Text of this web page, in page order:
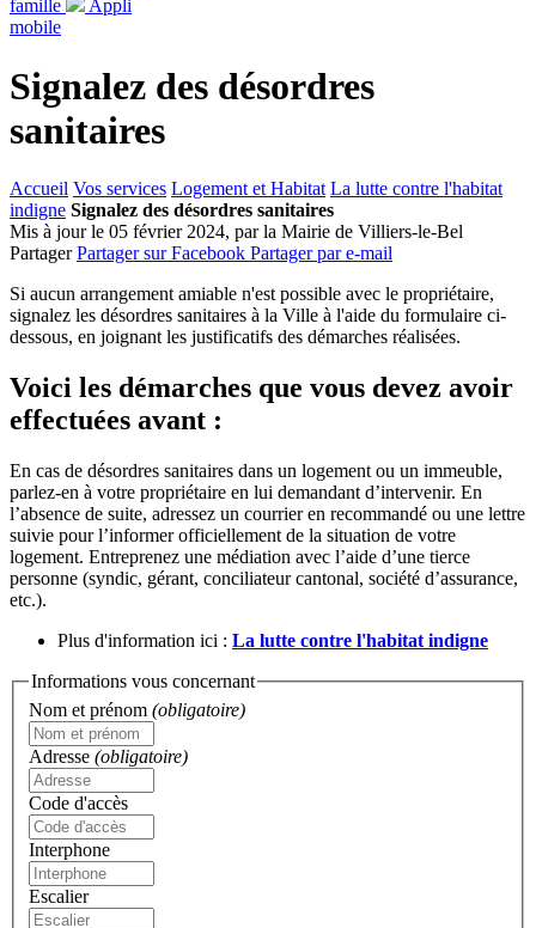
famille
Appli
mobile
Signalez des désordres
sanitaires
Accueil Vos services Logement et Habitat La lutte contre l'habitat
indigne Signalez des désordres sanitaires
Mis à jour le 05 février 2024, par la Mairie de Villiers-le-Bel
Partager Partager sur Facebook Partager par e-mail
Si aucun arrangement amiable n'est possible avec le propriétaire,
signalez les désordres sanitaires à la Ville à l'aide du formulaire ci-
dessous, en joignant les justificatifs des démarches réalisées.
Voici les démarches que vous devez avoir
effectuées avant :
En cas de désordres sanitaires dans un logement ou un immeuble,
parlez-en à votre propriétaire en lui demandant d’intervenir. En
l’absence de suite, adressez un courrier en recommandé ou une lettre
suivie pour l’informer officiellement de la situation de votre
logement. Entreprenez une médiation avec l’aide d’une tierce
personne (syndic, gérant, conciliateur cantonal, société d’assurance,
etc.).
Plus d'information ici : La lutte contre l'habitat indigne
Informations vous concernant
Nom et prénom (obligatoire)
Adresse (obligatoire)
Code d'accès
Interphone
Escalier